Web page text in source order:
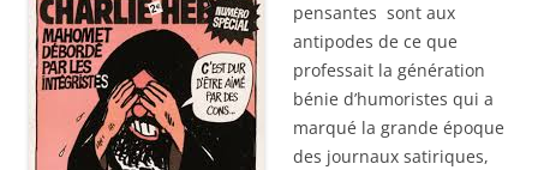
pensantes sont aux
antipodes de ce que
professait la génération
bénie d’humoristes qui a
marqué la grande époque
des journaux satiriques,